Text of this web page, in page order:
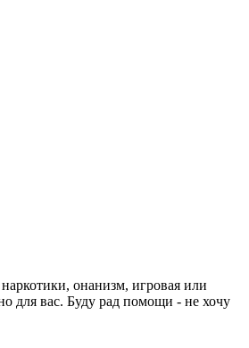
онанизм, игровая или
для вас. Буду рад помощи - не хочу